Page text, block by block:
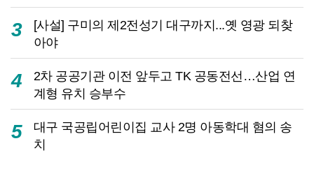
3
[사설] 구미의 제2전성기 대구까지...옛 영광 되찾
아야
4
2차 공공기관 이전 앞두고 TK 공동전선…산업 연
계형 유치 승부수
5
대구 국공립어린이집 교사 2명 아동학대 혐의 송
치